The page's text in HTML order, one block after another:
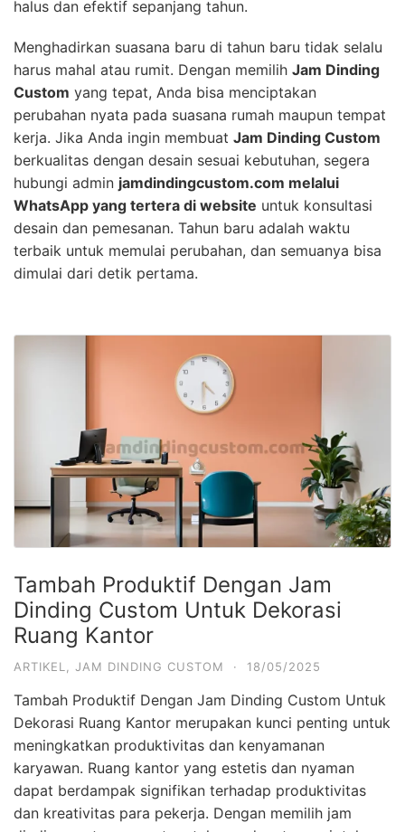
halus dan efektif sepanjang tahun.
Menghadirkan suasana baru di tahun baru tidak selalu
harus mahal atau rumit. Dengan memilih Jam Dinding
Custom yang tepat, Anda bisa menciptakan
perubahan nyata pada suasana rumah maupun tempat
kerja. Jika Anda ingin membuat Jam Dinding Custom
berkualitas dengan desain sesuai kebutuhan, segera
hubungi admin jamdindingcustom.com melalui
WhatsApp yang tertera di website untuk konsultasi
desain dan pemesanan. Tahun baru adalah waktu
terbaik untuk memulai perubahan, dan semuanya bisa
dimulai dari detik pertama.
Tambah Produktif Dengan Jam
Dinding Custom Untuk Dekorasi
Ruang Kantor
ARTIKEL JAM DINDING CUSTOM · 18/05/2025
Tambah Produktif Dengan Jam Dinding Custom Untuk
Dekorasi Ruang Kantor merupakan kunci penting untuk
meningkatkan produktivitas dan kenyamanan
karyawan. Ruang kantor yang estetis dan nyaman
dapat berdampak signifikan terhadap produktivitas
dan kreativitas para pekerja. Dengan memilih jam